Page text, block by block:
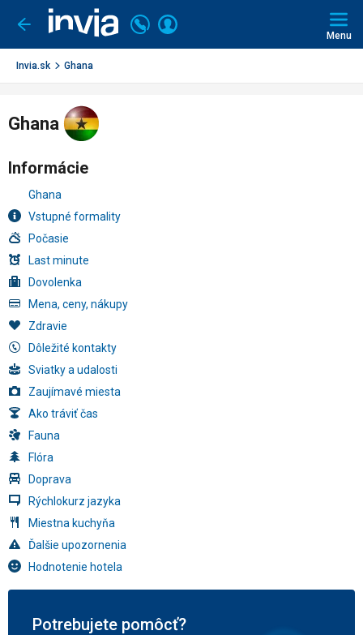
Ísť
späť
Volajte
+421
2
Prihlásiť
Menu
Invia.sk Ghana
Ghana
Informácie
Ghana
Vstupné formality
Počasie
Last minute
Dovolenka
Mena, ceny, nákupy
Zdravie
Dôležité kontakty
Sviatky a udalosti
Zaujímavé miesta
Ako tráviť čas
Fauna
Flóra
Doprava
Rýchlokurz jazyka
Miestna kuchyňa
Ďalšie upozornenia
Hodnotenie hotela
Potrebujete pomôcť?